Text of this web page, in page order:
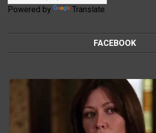
Powered by Translate
FACEBOOK